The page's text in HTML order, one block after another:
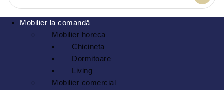
Mobilier la comandă
Mobilier horeca
Chicineta
Dormitoare
Living
Mobilier comercial